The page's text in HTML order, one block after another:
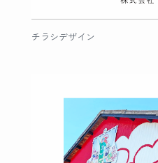
チラシデザイン